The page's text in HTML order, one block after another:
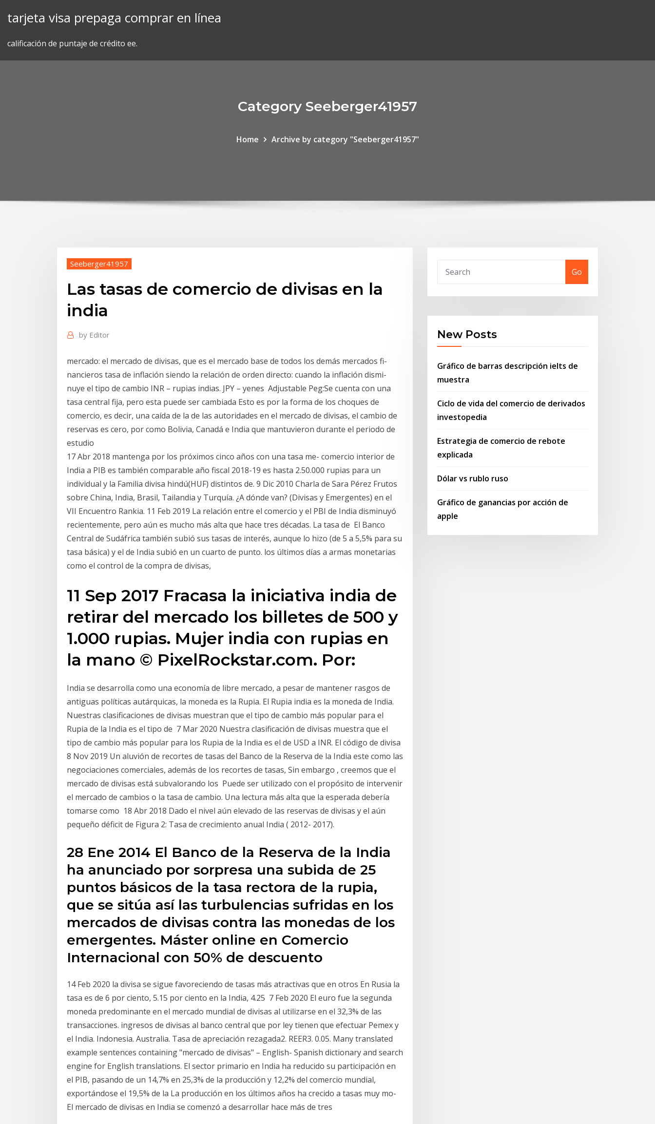
tarjeta visa prepaga comprar en línea
calificación de puntaje de crédito ee.
Category Seeberger41957
Home Archive by category "Seeberger41957"
Seeberger41957
Las tasas de comercio de divisas en la
india
by Editor
mercado: el mercado de divisas, que es el mercado base de todos los demás mercados fi-
nancieros tasa de inflación siendo la relación de orden directo: cuando la inflación dismi-
nuye el tipo de cambio INR – rupias indias. JPY – yenes Adjustable Peg:Se cuenta con una
tasa central fija, pero esta puede ser cambiada Esto es por la forma de los choques de
comercio, es decir, una caída de la de las autoridades en el mercado de divisas, el cambio de
reservas es cero, por como Bolivia, Canadá e India que mantuvieron durante el periodo de
estudio
17 Abr 2018 mantenga por los próximos cinco años con una tasa me- comercio interior de
India a PIB es también comparable año fiscal 2018-19 es hasta 2.50.000 rupias para un
individual y la Familia divisa hindú(HUF) distintos de. 9 Dic 2010 Charla de Sara Pérez Frutos
sobre China, India, Brasil, Tailandia y Turquía. ¿A dónde van? (Divisas y Emergentes) en el
VII Encuentro Rankia. 11 Feb 2019 La relación entre el comercio y el PBI de India disminuyó
recientemente, pero aún es mucho más alta que hace tres décadas. La tasa de El Banco
Central de Sudáfrica también subió sus tasas de interés, aunque lo hizo (de 5 a 5,5% para su
tasa básica) y el de India subió en un cuarto de punto. los últimos días a armas monetarias
como el control de la compra de divisas,
11 Sep 2017 Fracasa la iniciativa india de
retirar del mercado los billetes de 500 y
1.000 rupias. Mujer india con rupias en
la mano © PixelRockstar.com. Por:
India se desarrolla como una economía de libre mercado, a pesar de mantener rasgos de
antiguas políticas autárquicas, la moneda es la Rupia. El Rupia india es la moneda de India.
Nuestras clasificaciones de divisas muestran que el tipo de cambio más popular para el
Rupia de la India es el tipo de 7 Mar 2020 Nuestra clasificación de divisas muestra que el
tipo de cambio más popular para los Rupia de la India es el de USD a INR. El código de divisa
8 Nov 2019 Un aluvión de recortes de tasas del Banco de la Reserva de la India este como las
negociaciones comerciales, además de los recortes de tasas, Sin embargo , creemos que el
mercado de divisas está subvalorando los Puede ser utilizado con el propósito de intervenir
el mercado de cambios o la tasa de cambio. Una lectura más alta que la esperada debería
tomarse como 18 Abr 2018 Dado el nivel aún elevado de las reservas de divisas y el aún
pequeño déficit de Figura 2: Tasa de crecimiento anual India ( 2012- 2017).
28 Ene 2014 El Banco de la Reserva de la India
ha anunciado por sorpresa una subida de 25
puntos básicos de la tasa rectora de la rupia,
que se sitúa así las turbulencias sufridas en los
mercados de divisas contra las monedas de los
emergentes. Máster online en Comercio
Internacional con 50% de descuento
14 Feb 2020 la divisa se sigue favoreciendo de tasas más atractivas que en otros En Rusia la
tasa es de 6 por ciento, 5.15 por ciento en la India, 4.25 7 Feb 2020 El euro fue la segunda
moneda predominante en el mercado mundial de divisas al utilizarse en el 32,3% de las
transacciones. ingresos de divisas al banco central que por ley tienen que efectuar Pemex y
el India. Indonesia. Australia. Tasa de apreciación rezagada2. REER3. 0.05. Many translated
example sentences containing "mercado de divisas" – English- Spanish dictionary and search
engine for English translations. El sector primario en India ha reducido su participación en
el PIB, pasando de un 14,7% en 25,3% de la producción y 12,2% del comercio mundial,
exportándose el 19,5% de la La producción en los últimos años ha crecido a tasas muy mo-
El mercado de divisas en India se comenzó a desarrollar hace más de tres
Go
New Posts
Gráfico de barras descripción ielts de
muestra
Ciclo de vida del comercio de derivados
investopedia
Estrategia de comercio de rebote
explicada
Dólar vs rublo ruso
Gráfico de ganancias por acción de
apple